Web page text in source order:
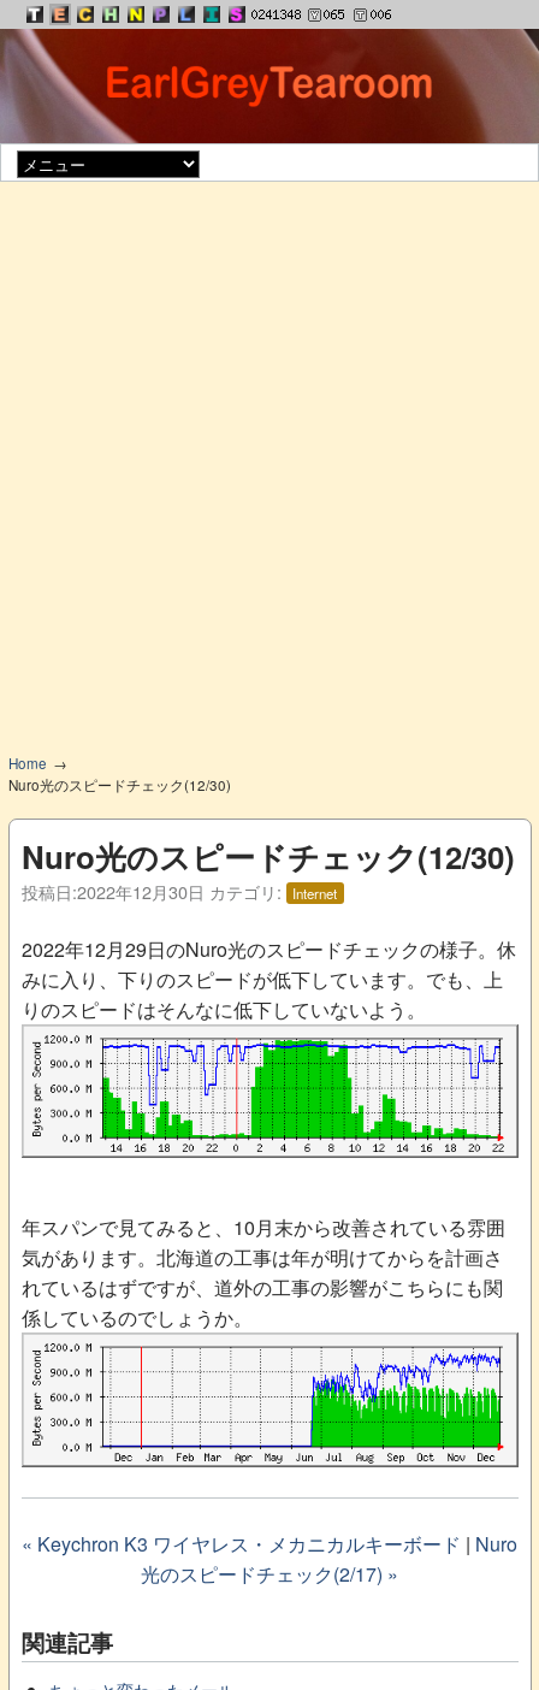
Home
Nuro光のスピードチェック(12/30)
Nuro光のスピードチェック(12/30)
投稿日:2022年12月30日 カテゴリ: Internet
2022年12月29日のNuro光のスピードチェックの様子。休
みに入り、下りのスピードが低下しています。でも、上
りのスピードはそんなに低下していないよう。
年スパンで見てみると、10月末から改善されている雰囲
気があります。北海道の工事は年が明けてからを計画さ
れているはずですが、道外の工事の影響がこちらにも関
係しているのでしょうか。
« Keychron K3 ワイヤレス・メカニカルキーボード | Nuro
光のスピードチェック(2/17) »
関連記事